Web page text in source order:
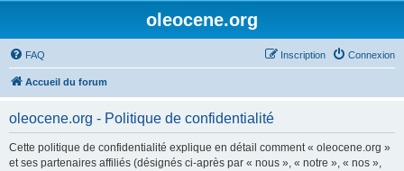
oleocene.org
FAQ Connexion
Inscription
Accueil du forum
oleocene.org - Politique de confidentialité
Cette politique de confidentialité explique en détail comment « oleocene.org »
et ses partenaires affiliés (désignés ci-après par « nous », « notre », « nos »,